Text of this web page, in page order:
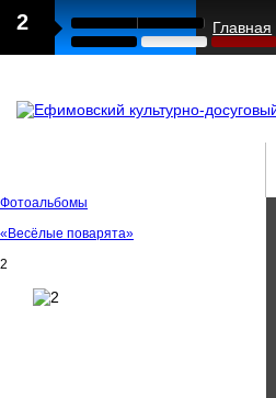
Главная
Фотоальбомы
«Весёлые поварята»
2
2